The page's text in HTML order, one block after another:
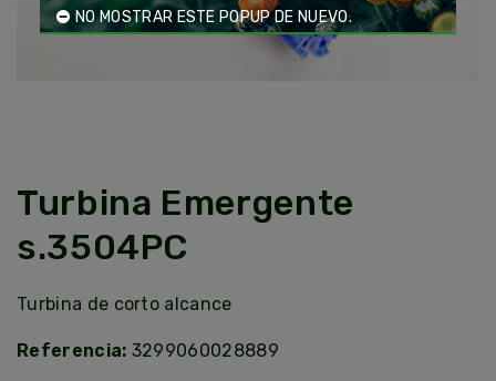
Turbina Emergente
s.3504PC
Turbina de corto alcance
Referencia: 3299060028889
NO MOSTRAR ESTE POPUP DE NUEVO.